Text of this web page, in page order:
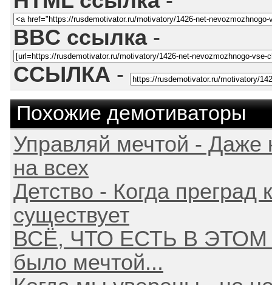
BBC ссылка-
ССЫЛКА -
Похожие демотиваторы
Управляй мечтой - Даже
на всех
Детство - Когда преград
существует
ВСЁ, ЧТО ЕСТЬ В ЭТОМ
было мечтой...